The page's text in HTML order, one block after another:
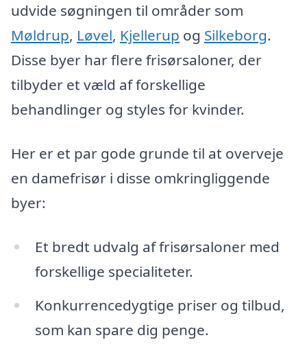
udvide søgningen til områder som
Møldrup, Løvel, Kjellerup og Silkeborg.
Disse byer har flere frisørsaloner, der
tilbyder et væld af forskellige
behandlinger og styles for kvinder.
Her er et par gode grunde til at overveje
en damefrisør i disse omkringliggende
byer:
Et bredt udvalg af frisørsaloner med
forskellige specialiteter.
Konkurrencedygtige priser og tilbud,
som kan spare dig penge.